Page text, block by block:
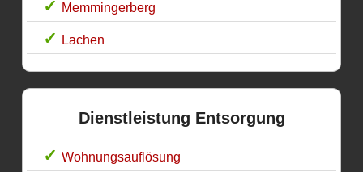
Memmingerberg
Lachen
Dienstleistung Entsorgung
Wohnungsauflösung